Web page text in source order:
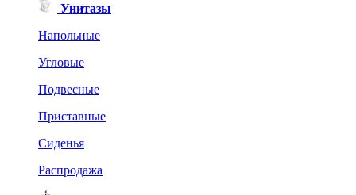
Унитазы
Напольные
Угловые
Подвесные
Приставные
Сиденья
Распродажа